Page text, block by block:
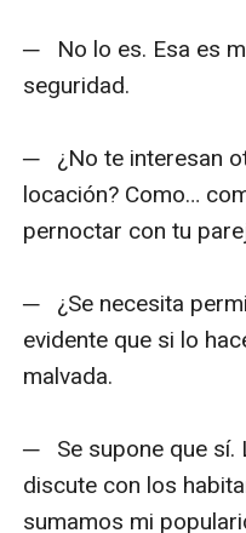
─   No lo es. Esa es
seguridad.
─   ¿No te interesan
locación? Como…
pernoctar con tu
─   ¿Se necesita
evidente que si lo
malvada.
─   Se supone que
discute con los
sumamos mi